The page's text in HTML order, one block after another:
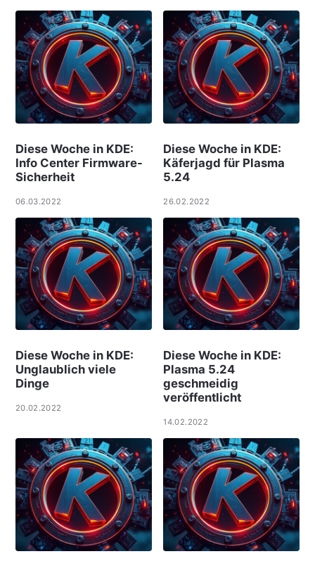
Diese Woche in KDE:
Info Center Firmware-
Sicherheit
06.03.2022
Diese Woche in KDE:
Käferjagd für Plasma
5.24
26.02.2022
Diese Woche in KDE:
Unglaublich viele
Dinge
20.02.2022
Diese Woche in KDE:
Plasma 5.24
geschmeidig
veröffentlicht
14.02.2022